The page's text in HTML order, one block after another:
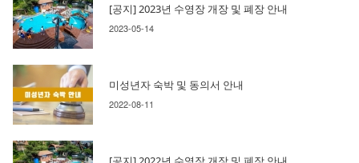
[공지] 2023년 수영장 개장 및 폐장 안내
2023-05-14
미성년자 숙박 및 동의서 안내
2022-08-11